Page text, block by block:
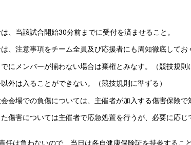
、当該試合開始30分前までに受付を済ませること。
、注意事項をチーム全員及び応援者にも周知徹底してお
にメンバーが揃わない場合は棄権とみなす。（競技規則
外は入ることができない。（競技規則に準ずる）
会場での負傷については、主催者が加入する傷害保険で
傷害については主催者で応急処置を行うが、必要に応じ
任は負わないので、当日は各自健康保険証を持参すること